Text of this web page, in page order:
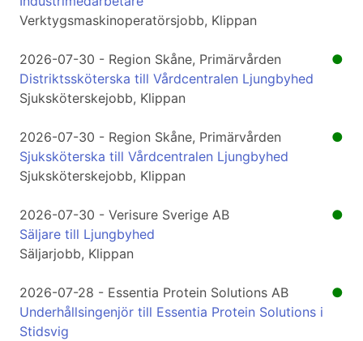
Verktygsmaskinoperatörsjobb, Klippan
●
2026-07-30 - Region Skåne, Primärvården
Distriktssköterska till Vårdcentralen Ljungbyhed
Sjuksköterskejobb, Klippan
●
2026-07-30 - Region Skåne, Primärvården
Sjuksköterska till Vårdcentralen Ljungbyhed
Sjuksköterskejobb, Klippan
●
2026-07-30 - Verisure Sverige AB
Säljare till Ljungbyhed
Säljarjobb, Klippan
●
2026-07-28 - Essentia Protein Solutions AB
Underhållsingenjör till Essentia Protein Solutions i
Stidsvig